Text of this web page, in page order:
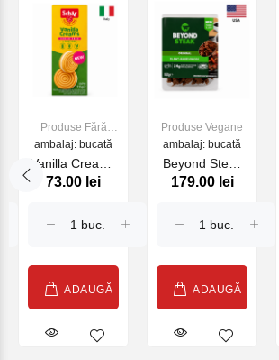
Produse Fără
gluten
ambalaj: bucată
Vanilla Creams
Sugar/ Gluten
115gr.
73.00 lei
ADAUGĂ
Produse Vegane
ambalaj: bucată
Beyond Steak
Pieces 160g
179.00 lei
ADAUGĂ